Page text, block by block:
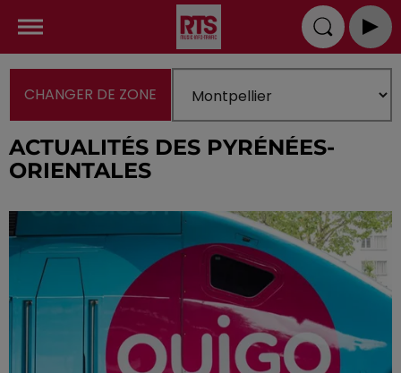
CHANGER DE ZONE
ACTUALITÉS DES PYRÉNÉES-
ORIENTALES